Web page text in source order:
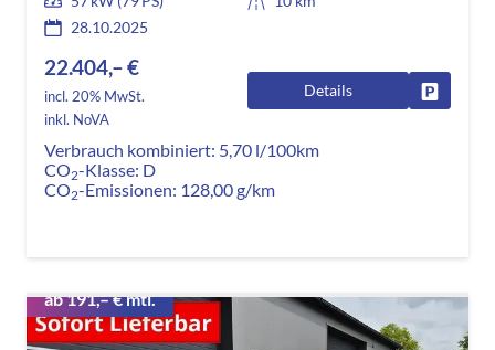
28.10.2025
22.404,– €
incl. 20% MwSt.
inkl. NoVA
Details
Verbrauch kombiniert: 5,70 l/100km
CO2-Klasse: D
CO2-Emissionen: 128,00 g/km
ab 191,– € mtl.